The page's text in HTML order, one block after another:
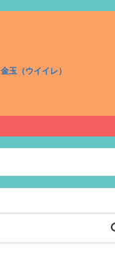
金玉（ウイイレ）